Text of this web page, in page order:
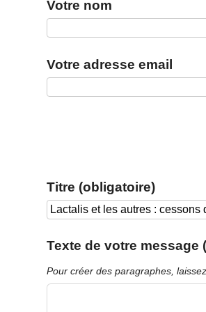
Votre nom
Votre adresse email
Titre (obligatoire)
Texte de votre message
Pour créer des paragraphes,